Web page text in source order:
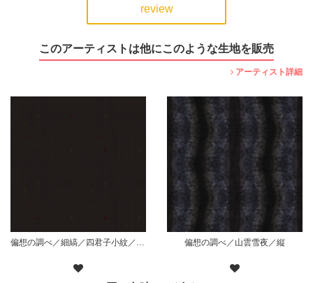
review
このアーティストは他にこのような生地を販売
アーティスト詳細
偏想の調べ／細縞／四君子小紋／枠無散り／黒 偏想の調べ／山雲雪夜／縦